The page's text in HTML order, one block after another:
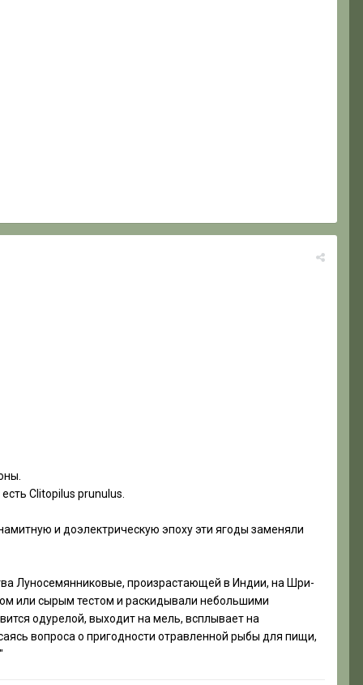
Clitopilus prunulus.
и доэлектрическую эпоху эти ягоды заменяли
Луносемянниковые, произрастающей в Индии, на Шри-
или сырым тестом и раскидывали небольшими
одурелой, выходит на мель, всплывает на
вопроса о пригодности отравленной рыбы для пищи,